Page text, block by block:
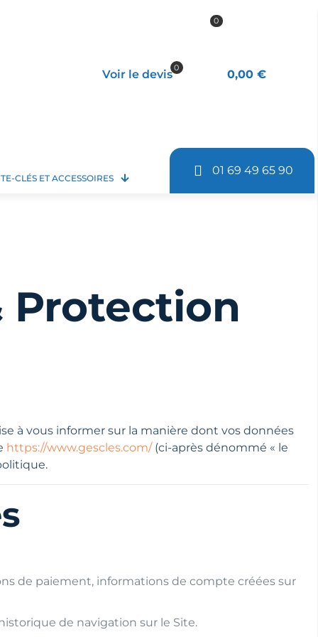
Voir le devis0
0
0,00 €
CLÉS ET ACCESSOIRES
01 69 49 65 90
Protection
à vous informer sur la manière dont vos données
https://www.gescles.com/(ci-après dénommé « le
de paiement, informations de compte créées sur
de navigation sur le Site.